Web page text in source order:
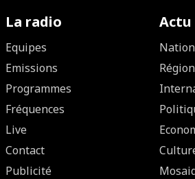
La radio
Equipes
Emissions
Programmes
Fréquences
Live
Contact
Publicité
Actu